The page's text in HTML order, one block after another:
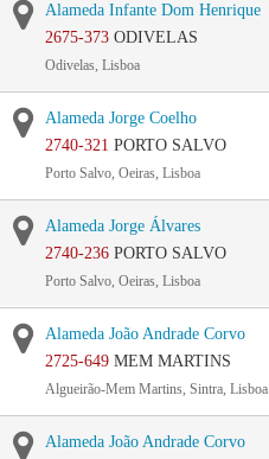
Alameda Infante Dom Henrique
2675-373 ODIVELAS
Odivelas, Lisboa
Alameda Jorge Coelho
2740-321 PORTO SALVO
Porto Salvo, Oeiras, Lisboa
Alameda Jorge Álvares
2740-236 PORTO SALVO
Porto Salvo, Oeiras, Lisboa
Alameda João Andrade Corvo
2725-649 MEM MARTINS
Algueirão-Mem Martins, Sintra, Lisboa
Alameda João Andrade Corvo